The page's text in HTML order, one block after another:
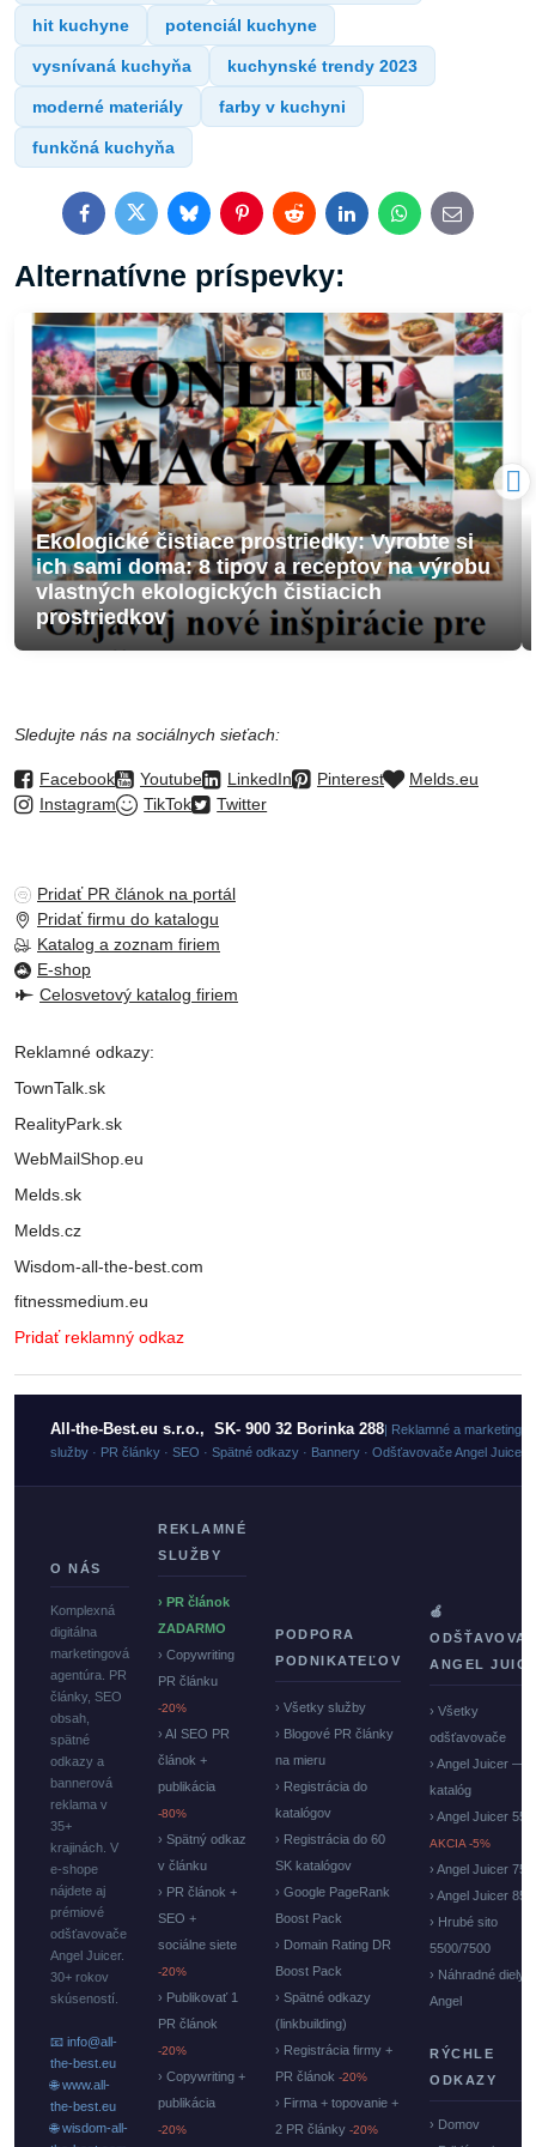
hit kuchyne potenciál kuchyne
vysnívaná kuchyňa kuchynské trendy 2023
moderné materiály farby v kuchyni
funkčná kuchyňa
FacebookTwitterBlueskyPinterestRedditLinkedInWhatsApp
E-
mail
Alternatívne príspevky:
Ekologické čistiace prostriedky: Vyrobte si
ich sami doma: 8 tipov a receptov na výrobu
vlastných ekologických čistiacich
prostriedkov
Sledujte nás na sociálnych sieťach:
Facebook Youtube LinkedIn Pinterest
Melds.eu
Instagram
TikTok Twitter
Pridať PR článok na portál
Pridať firmu do katalogu
Katalog a zoznam firiem
E-shop
Celosvetový katalog firiem
Reklamné odkazy:
TownTalk.sk
RealityPark.sk
WebMailShop.eu
Melds.sk
Melds.cz
Wisdom-all-the-best.com
fitnessmedium.eu
Pridať reklamný odkaz
All-the-Best.eu s.r.o., SK- 900 32 Borinka 288 | Reklamné a
služby · PR články · SEO · Spätné odkazy · Bannery · Odšťavovače Angel Juicer
O NÁS
Komplexná
digitálna
marketingová
agentúra. PR
články, SEO
obsah,
spätné
odkazy a
bannerová
reklama v
35+
krajinách. V
e-shope
nájdete aj
prémiové
odšťavovače
Angel Juicer.
30+ rokov
skúseností.
📧 info@all-
the-best.eu
🌐 www.all-
the-best.eu
🌐 wisdom-all-
REKLAMNÉ
SLUŽBY
› PR článok
ZADARMO
› Copywriting
PR článku
-20%
› AI SEO PR
článok +
publikácia
-80%
› Spätný odkaz
v článku
› PR článok +
SEO +
sociálne siete
-20%
› Publikovať 1
PR článok
-20%
› Copywriting +
publikácia
-20%
PODPORA
PODNIKATEĽOV
› Všetky služby
› Blogové PR články
na mieru
› Registrácia do
katalógov
› Registrácia do 60
SK katalógov
› Google PageRank
Boost Pack
› Domain Rating DR
Boost Pack
› Spätné odkazy
(linkbuilding)
› Registrácia firmy +
PR článok -20%
› Firma + topovanie +
2 PR články -20%
🍏
ANGEL
› Všetky
odšťavovače
› Angel Juicer —
katalóg
› Angel Juicer
AKCIA -5%
› Angel Juicer
› Angel Juicer
› Hrubé sito
5500/7500
› Náhradné diely
Angel
RÝCHLE
ODKAZY
› Domov